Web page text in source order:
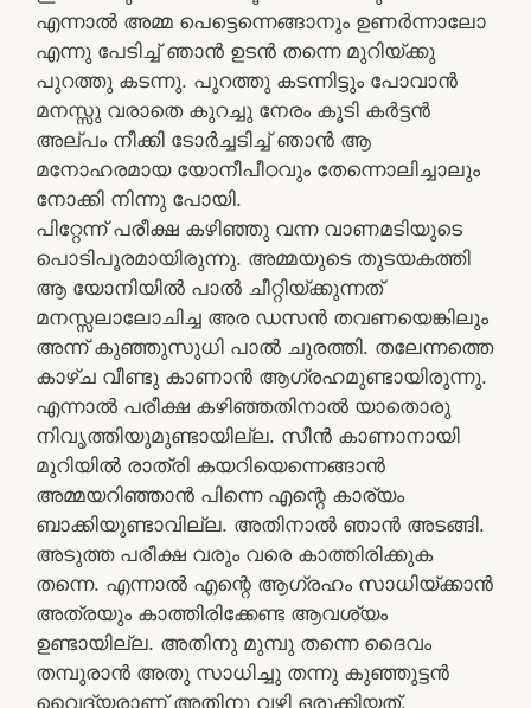
എന്നാൽ അമ്മ പെട്ടെന്നെങ്ങാനും ഉണർന്നാലോ
എന്നു പേടിച്ച് ഞാൻ ഉടൻ തന്നെ മുറിയ്ക്കു
പുറത്തു കടന്നു. പുറത്തു കടന്നിട്ടും പോവാൻ
മനസ്സു വരാതെ കുറച്ചു നേരം കൂടി കർട്ടൻ
അല്പം നീക്കി ടോർച്ചടിച്ച് ഞാൻ ആ
മനോഹരമായ യോനീപീഠവും തേന്നൊലിച്ചാലും
നോക്കി നിന്നു പോയി.
പിറ്റേന്ന് പരീക്ഷ കഴിഞ്ഞു വന്ന വാണമടിയുടെ
പൊടിപൂരമായിരുന്നു. അമ്മയുടെ തുടയകത്തി
ആ യോനിയിൽ പാൽ ചീറ്റിയ്ക്കുന്നത്
മനസ്സലാലോചിച്ച അര ഡസൻ തവണയെങ്കിലും
അന്ന് കുഞ്ഞുസുധി പാൽ ചുരത്തി. തലേന്നത്തെ
കാഴ്ച വീണ്ടു കാണാൻ ആഗ്രഹമുണ്ടായിരുന്നു.
എന്നാൽ പരീക്ഷ കഴിഞ്ഞതിനാൽ യാതൊരു
നിവൃത്തിയുമുണ്ടായില്ല. സീൻ കാണാനായി
മുറിയിൽ രാത്രി കയറിയെന്നെങ്ങാൻ
അമ്മയറിഞ്ഞാൻ പിന്നെ എന്റെ കാര്യം
ബാക്കിയുണ്ടാവില്ല. അതിനാൽ ഞാൻ അടങ്ങി.
അടുത്ത പരീക്ഷ വരും വരെ കാത്തിരിക്കുക
തന്നെ. എന്നാൽ എന്റെ ആഗ്രഹം സാധിയ്ക്കാൻ
അത്രയും കാത്തിരിക്കേണ്ട ആവശ്യം
ഉണ്ടായില്ല. അതിനു മുമ്പു തന്നെ ദൈവം
തമ്പുരാൻ അതു സാധിച്ചു തന്നു കുഞ്ഞുട്ടൻ
വൈദ്യരാണ് അതിനു വഴി ഒരുക്കിയത്.